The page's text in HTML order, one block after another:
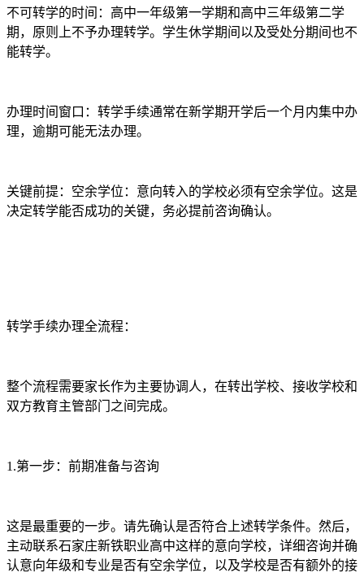
不可转学的时间：高中一年级第一学期和高中三年级第二学
期，原则上不予办理转学。学生休学期间以及受处分期间也不
能转学。
办理时间窗口：转学手续通常在新学期开学后一个月内集中办
理，逾期可能无法办理。
关键前提：空余学位：意向转入的学校必须有空余学位。这是
决定转学能否成功的关键，务必提前咨询确认。
转学手续办理全流程：
整个流程需要家长作为主要协调人，在转出学校、接收学校和
双方教育主管部门之间完成。
1.第一步：前期准备与咨询
这是最重要的一步。请先确认是否符合上述转学条件。然后，
主动联系石家庄新铁职业高中这样的意向学校，详细咨询并确
认意向年级和专业是否有空余学位，以及学校是否有额外的接